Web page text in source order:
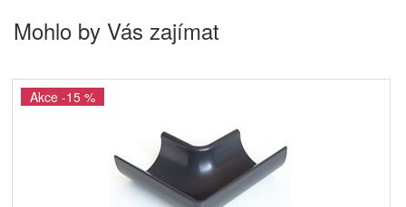
Mohlo by Vás zajímat
Akce -15 %